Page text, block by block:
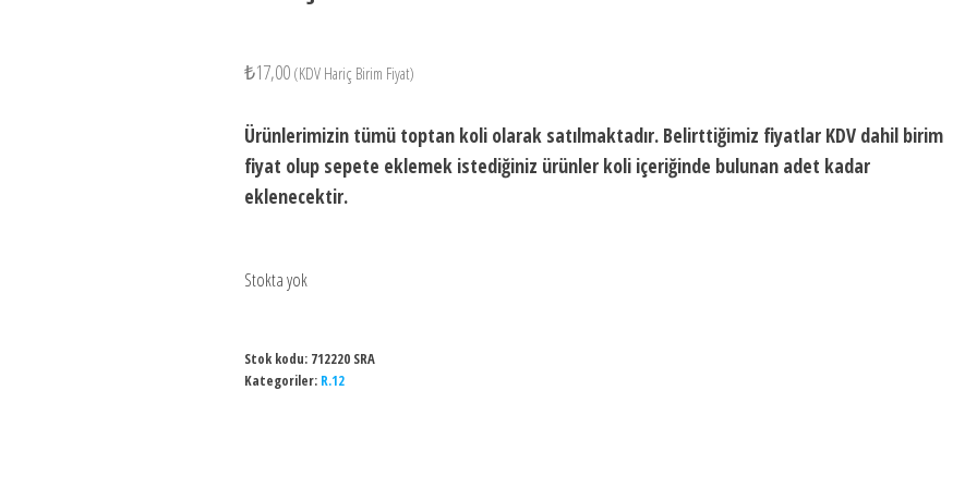
₺17,00 (KDV Hariç Birim Fiyat)
Ürünlerimizin tümü toptan koli olarak satılmaktadır. Belirttiğimiz fiyatlar KDV dahil birim
fiyat olup sepete eklemek istediğiniz ürünler koli içeriğinde bulunan adet kadar
eklenecektir.
Stokta yok
Stok kodu: 712220 SRA
Kategoriler: R.12